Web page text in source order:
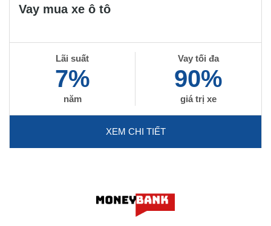
Vay mua xe ô tô
Lãi suất
7%
năm
Vay tối đa
90%
giá trị xe
XEM CHI TIẾT